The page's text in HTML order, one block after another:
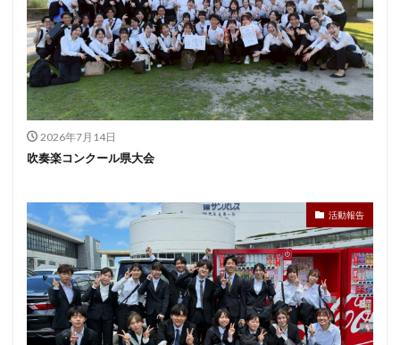
2026年7月14日
吹奏楽コンクール県大会
活動報告